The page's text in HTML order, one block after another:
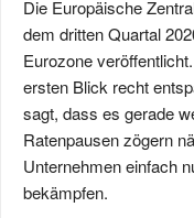
Die Europäische
dem dritten Quartal
Eurozone
ersten Blick recht
sagt, dass es gerade
Ratenpausen zögern
Unternehmen einfach
bekämpfen.